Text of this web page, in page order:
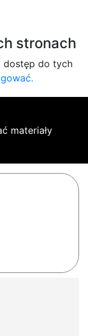
stronach
dostęp do tych
materiały